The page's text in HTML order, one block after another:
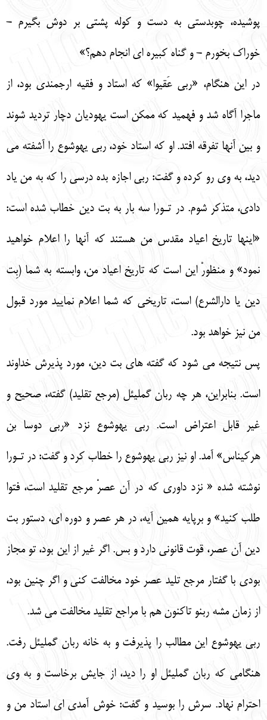
پوشيده، چوبدستي به دست و كوله پشتي بر دوش بگيرم -
خوراك بخورم - و گناه كبيره اي انجام دهم؟»
در اين هنگام، «ربي عَقيوا» كه استاد و فقيه ارجمندي بود، از
ماجرا آگاه شد و فهميد كه ممكن است يهوديان دچار ترديد شوند
و بين آنها تفرقه افتد. او كه استاد خود، ربي يهوشوع را آشفته مي
ديد، به وي رو كرده و گفت: ربي اجازه بده درسي را كه به من ياد
دادي، متذكر شوم. در تـورا سه بار به بت دين خطاب شده است:
«اينها تاريخ اعياد مقدس من هستند كه آنها را اعلام خواهيد
نمود» و منظورْ اين است كه تاريخ اعياد من، وابسته به شما (بِت
دين يا دارالشرع) است، تاريخي كه شما اعلام نماييد مورد قبول
من نيز خواهد بود.
پس نتيجه مي شود كه گفته هاي بت دين، مورد پذيرش خداوند
است. بنابراين، هر چه ربان گمليئل (مرجع تقليد) گفته، صحيح و
غير قابل اعتراض است. ربي يهوشوع نزد «ربي دوسا بن
هركيناس» آمد. او نيز ربي يهوشوع را خطاب كرد و گفت: در تـورا
نوشته شده « نزد داوري كه در آن عصرْ مرجع تقليد است، فتوا
طلب كنيد» و برپايه همين آيه، در هر عصر و دوره اي، دستور بت
دين آن عصر، قوت قانوني دارد و بس. اگر غير از اين بود، تو مجاز
بودي با گفتار مرجع تليد عصر خود مخالفت كني و اگر چنين بود،
از زمان مشه ربنو تاكنون هم با مراجع تقليد مخالفت مي شد.
ربي يهوشوع اين مطالب را پذيرفت و به خانه ربان گمليئل رفت.
هنگامي كه ربان گمليئل او را ديد، از جايش برخاست و به وي
احترام نهاد. سرش را بوسيد و گفت: خوش آمدي اي استاد من و